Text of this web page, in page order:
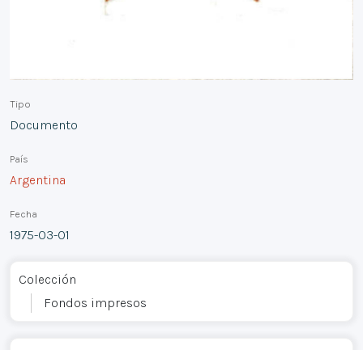
Tipo
Documento
País
Argentina
Fecha
1975-03-01
Colección
Fondos impresos